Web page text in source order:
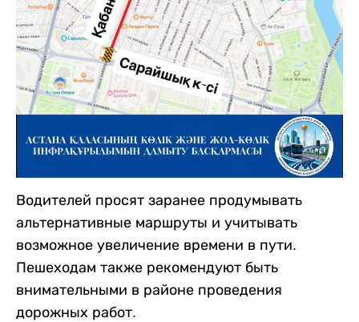
Водителей просят заранее продумывать
альтернативные маршруты и учитывать
возможное увеличение времени в пути.
Пешеходам также рекомендуют быть
внимательными в районе проведения
дорожных работ.